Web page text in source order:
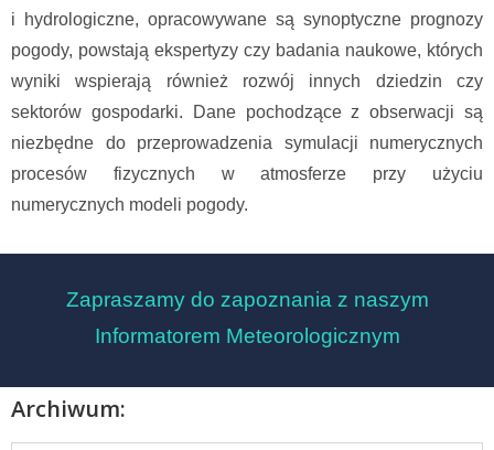
i hydrologiczne, opracowywane są synoptyczne prognozy
pogody, powstają ekspertyzy czy badania naukowe, których
wyniki wspierają również rozwój innych dziedzin czy
sektorów gospodarki. Dane pochodzące z obserwacji są
niezbędne do przeprowadzenia symulacji numerycznych
procesów fizycznych w atmosferze przy użyciu
numerycznych modeli pogody.
Zapraszamy do zapoznania z naszym
Informatorem Meteorologicznym
Archiwum: